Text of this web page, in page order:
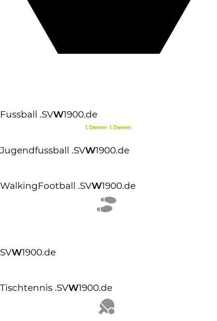
Fussball .SVW1900.de
1.Damen 1.Damen
Jugendfussball .SVW1900.de
WalkingFootball .SVW1900.de
SVW1900.de
Tischtennis .SVW1900.de